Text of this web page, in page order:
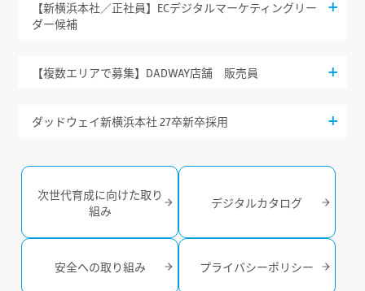
【新横浜本社／正社員】ECデジタルマーケティングリー
ダー候補
【複数エリアで募集】DADWAY店舗 販売員
ダッドウェイ新横浜本社 27卒新卒採用
次世代育成に向けた取り
組み
デジタルカタログ
安全への取り組み プライバシーポリシー